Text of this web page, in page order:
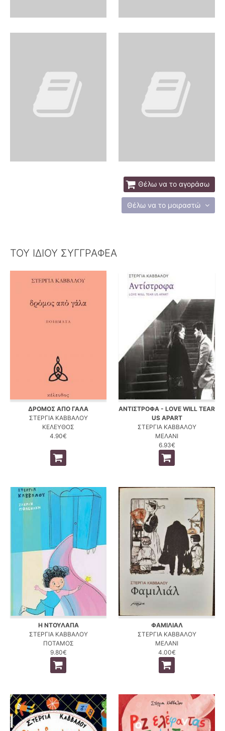
Θέλω να το αγοράσω
Θέλω να το μοιραστώ
ΤΟΥ ΙΔΙΟΥ ΣΥΓΓΡΑΦΕΑ
ΔΡΟΜΟΣ ΑΠΟ ΓΑΛΑ
ΣΤΕΡΓΙΑ ΚΑΒΒΑΛΟΥ
ΚΕΛΕΥΘΟΣ
4.90€
ΑΝΤΙΣΤΡΟΦΑ - LOVE WILL TEAR
US APART
ΣΤΕΡΓΙΑ ΚΑΒΒΑΛΟΥ
ΜΕΛΑΝΙ
6.93€
Η ΝΤΟΥΛΑΠΑ
ΣΤΕΡΓΙΑ ΚΑΒΒΑΛΟΥ
ΠΟΤΑΜΟΣ
9.80€
ΦΑΜΙΛΙΑΛ
ΣΤΕΡΓΙΑ ΚΑΒΒΑΛΟΥ
ΜΕΛΑΝΙ
4.00€